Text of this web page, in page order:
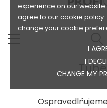
experience on our website.
agree to our cookie policy.
change your cookie
I
I
CHANGE MY